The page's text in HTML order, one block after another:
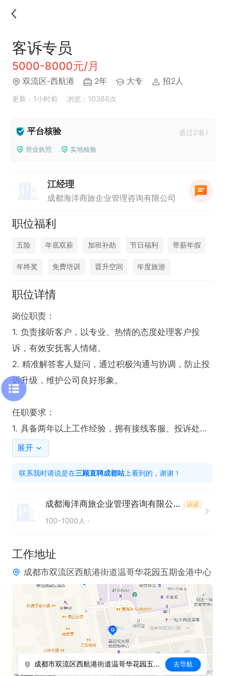
客诉专员
5000-8000元/月
双流区-西航港 2年 大专 招2人
更新：1小时前 浏览：10386次
平台核验 通过2项
营业执照 实地核验
江经理
成都海洋商旅企业管理咨询有限公司
职位福利
五险 年底双薪 加班补助 节日福利 带薪年假
年终奖 免费培训 晋升空间 年度旅游
职位详情
岗位职责：
1. 负责接听客户，以专业、热情的态度处理客户投
诉，有效安抚客人情绪。
2. 精准解答客人疑问，通过积极沟通与协调，防止投
诉升级，维护公司良好形象。
任职要求：
1. 具备两年以上工作经验，拥有接线客服、投诉处理
工作经验者优先。
2. 需具备良好的应变能力及协调能力，能够灵活应对
各种突发情况。
时间晚23:30，8小时倒班工作。
4.薪资福利：底薪3000+奖金+提成+五险+年假+各种
展开
联系我时请说是在三顾直聘成都站上看到的，谢谢！
成都海洋商旅企业管理咨询有限公司 认证
100-1000人
工作地址
成都市双流区西航港街道温哥华花园五期金港中心
成都市双流区西航港街道温哥华花园五期金港中心 去导航